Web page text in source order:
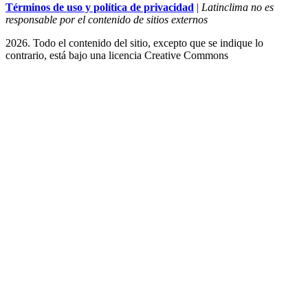
Términos de uso y política de privacidad | Latinclima no es
responsable por el contenido de sitios externos
2026. Todo el contenido del sitio, excepto que se indique lo
contrario, está bajo una licencia Creative Commons